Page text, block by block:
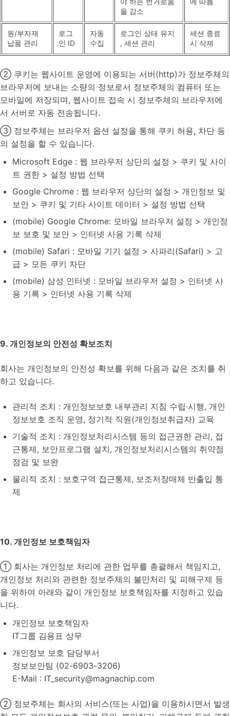
을 감소
원/부자재
납품 관리
로그
인 ID
자동
수집
로그인 상태 유지
, 세션 관리
세션 종료
시 삭제
② 쿠키는 웹사이트 운영에 이용되는 서버(http)가 정보주체의
브라우저에 보내는 소량의 정보로서 정보주체의 컴퓨터 또는
모바일에 저장되며, 웹사이트 접속 시 정보주체의 브라우저에
서 서버로 자동 전송됩니다.
③ 정보주체는 브라우저 옵션 설정을 통해 쿠키 허용, 차단 등
의 설정을 할 수 있습니다.
Microsoft Edge : 웹 브라우저 상단의 설정 > 쿠키 및 사이
트 권한 > 설정 방법 선택
Google Chrome : 웹 브라우저 상단의 설정 > 개인정보 및
보안 > 쿠키 및 기타 사이트 데이터 > 설정 방법 선택
(mobile) Google Chrome: 모바일 브라우저 설정 > 개인정
보 보호 및 보안 > 인터넷 사용 기록 삭제
(mobile) Safari : 모바일 기기 설정 > 사파리(Safari) > 고
급 > 모든 쿠키 차단
(mobile) 삼성 인터넷 : 모바일 브라우저 설정 > 인터넷 사
용 기록 > 인터넷 사용 기록 삭제
9. 개인정보의 안전성 확보조치
회사는 개인정보의 안전성 확보를 위해 다음과 같은 조치를 취
하고 있습니다.
관리적 조치 : 개인정보보호 내부관리 지침 수립·시행, 개인
정보보호 조직 운영, 정기적 직원(개인정보취급자) 교육
기술적 조치 : 개인정보처리시스템 등의 접근권한 관리, 접
근통제, 보안프로그램 설치, 개인정보처리시스템의 취약점
점검 및 보완
물리적 조치 : 보호구역 접근통제, 보조저장매체 반출입 통
제
10. 개인정보 보호책임자
① 회사는 개인정보 처리에 관한 업무를 총괄해서 책임지고,
개인정보 처리와 관련한 정보주체의 불만처리 및 피해구제 등
을 위하여 아래와 같이 개인정보 보호책임자를 지정하고 있습
니다.
개인정보 보호책임자
IT그룹 김용표 상무
개인정보 보호 담당부서
정보보안팀 (02-6903-3206)
E-Mail : IT_security@magnachip.com
② 정보주체는 회사의 서비스(또는 사업)을 이용하시면서 발생